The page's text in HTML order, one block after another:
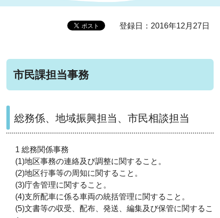
登録日：2016年12月27日
市民課担当事務
総務係、地域振興担当、市民相談担当
1 総務関係事務
(1)地区事務の連絡及び調整に関すること。
(2)地区行事等の周知に関すること。
(3)庁舎管理に関すること。
(4)支所配車に係る車両の統括管理に関すること。
(5)文書等の収受、配布、発送、編集及び保管に関するこ